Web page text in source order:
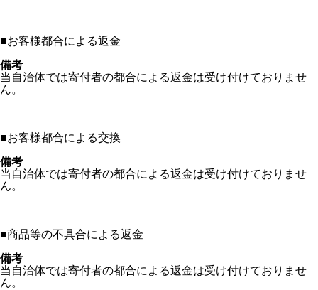
■お客様都合による返金
備考
当自治体では寄付者の都合による返金は受け付けておりませ
ん。
■お客様都合による交換
備考
当自治体では寄付者の都合による返金は受け付けておりませ
ん。
■商品等の不具合による返金
備考
当自治体では寄付者の都合による返金は受け付けておりませ
ん。